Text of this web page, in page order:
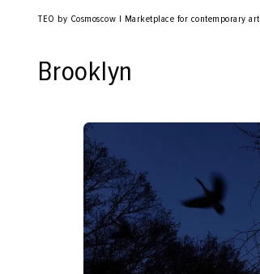
TEO by Cosmoscow | Marketplace for contemporary art
Brooklyn